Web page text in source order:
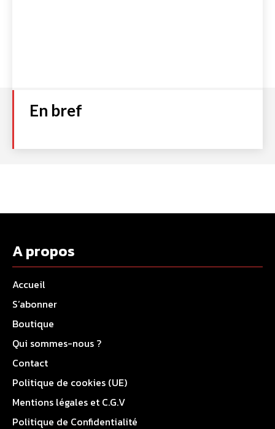
En bref
A propos
Accueil
S’abonner
Boutique
Qui sommes-nous ?
Contact
Politique de cookies (UE)
Mentions légales et C.G.V
Politique de Confidentialité